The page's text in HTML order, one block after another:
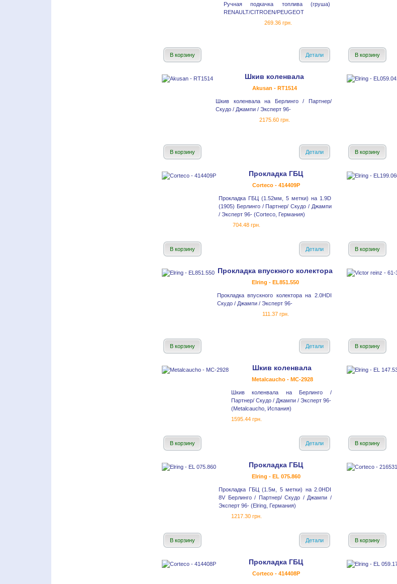
Ручная подкачка топлива (груша)
RENAULT/CITROEN/PEUGEOT
269.36 грн.
В корзину Детали В корзину
Шкив коленвала
Akusan - RT1514
Шкив коленвала на Берлинго / Партнер/
Скудо / Джампи / Эксперт 96-
2175.60 грн.
В корзину Детали В корзину
Прокладка ГБЦ
Corteco - 414409P
Прокладка ГБЦ (1.52мм, 5 метки) на 1.9D
(1905) Берлинго / Партнер/ Скудо / Джампи
/ Эксперт 96- (Corteco, Германия)
704.48 грн.
В корзину Детали В корзину
Прокладка впускного колектора
Elring - EL851.550
Прокладка впускного колектора на 2.0HDI
Скудо / Джампи / Эксперт 96-
111.37 грн.
В корзину Детали В корзину
Шкив коленвала
Metalcaucho - MC-2928
Шкив коленвала на Берлинго /
Партнер/ Скудо / Джампи / Эксперт 96-
(Metalcaucho, Испания)
1595.44 грн.
В корзину Детали В корзину
Прокладка ГБЦ
Elring - EL 075.860
Прокладка ГБЦ (1.5м, 5 метки) на 2.0HDI
8V Берлинго / Партнер/ Скудо / Джампи /
Эксперт 96- (Elring, Германия)
1217.30 грн.
В корзину Детали В корзину
Прокладка ГБЦ
Corteco - 414408P